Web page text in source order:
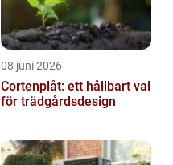
08 juni 2026
Cortenplåt: ett hållbart val
för trädgårdsdesign